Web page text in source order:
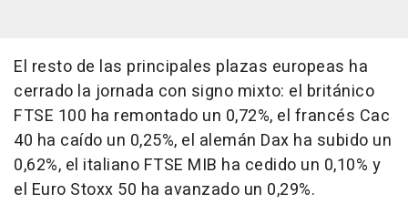
El resto de las principales plazas europeas ha
cerrado la jornada con signo mixto: el británico
FTSE 100 ha remontado un 0,72%, el francés Cac
40 ha caído un 0,25%, el alemán Dax ha subido un
0,62%, el italiano FTSE MIB ha cedido un 0,10% y
el Euro Stoxx 50 ha avanzado un 0,29%.